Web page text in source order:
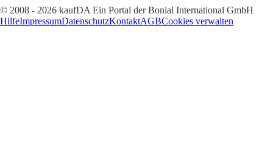
© 2008 - 2026 kaufDA Ein Portal der Bonial International GmbH
HilfeImpressumDatenschutzKontaktAGBCookies verwalten